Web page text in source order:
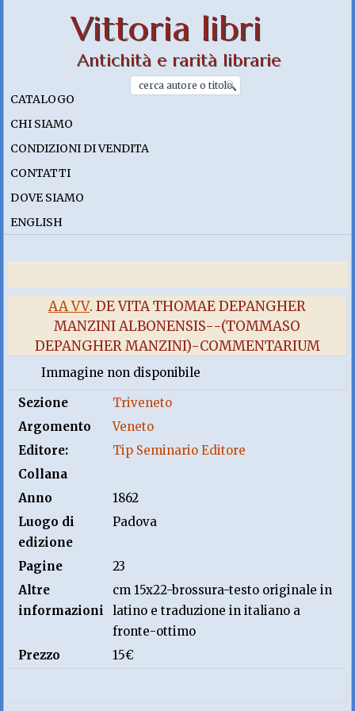
Vittoria libri
Antichità e rarità librarie
CATALOGO
CHI SIAMO
CONDIZIONI DI VENDITA
CONTATTI
DOVE SIAMO
ENGLISH
AA VV. DE VITA THOMAE DEPANGHER
MANZINI ALBONENSIS--(TOMMASO
DEPANGHER MANZINI)-COMMENTARIUM
Immagine non disponibile
Sezione
Triveneto
Argomento
Veneto
Editore:
Tip Seminario Editore
Collana
Anno
1862
Luogo di
edizione
Padova
Pagine
23
Altre
informazioni
cm 15x22-brossura-testo originale in
latino e traduzione in italiano a
fronte-ottimo
Prezzo
15€